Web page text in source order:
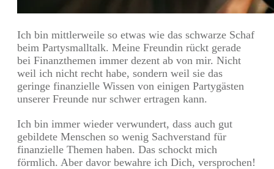
Ich bin mittlerweile so etwas wie das schwarze Schaf
beim Partysmalltalk. Meine Freundin rückt gerade
bei Finanzthemen immer dezent ab von mir. Nicht
weil ich nicht recht habe, sondern weil sie das
geringe finanzielle Wissen von einigen Partygästen
unserer Freunde nur schwer ertragen kann.
Ich bin immer wieder verwundert, dass auch gut
gebildete Menschen so wenig Sachverstand für
finanzielle Themen haben. Das schockt mich
förmlich. Aber davor bewahre ich Dich, versprochen!